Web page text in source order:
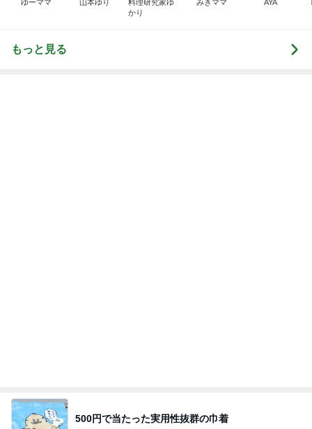
ゆーママ 山本ゆり
料理研究家ゆ
かり
みきママ AYA
もっと見る
500円で当たった実用性抜群の巾着